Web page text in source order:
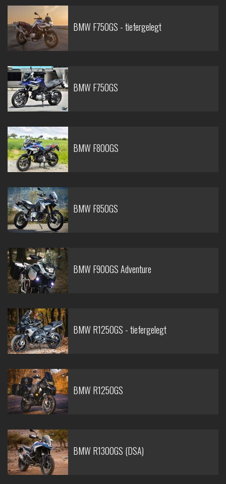
BMW F750GS - tiefergelegt
BMW F750GS
BMW F800GS
BMW F850GS
BMW F900GS Adventure
BMW R1250GS - tiefergelegt
BMW R1250GS
BMW R1300GS (DSA)